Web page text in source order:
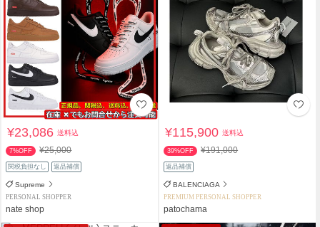
¥23,086送料込
7%OFF ¥25,000
関税負担なし 返品補償
Supreme
PERSONAL SHOPPER
nate shop
¥115,900送料込
39%OFF ¥191,000
返品補償
BALENCIAGA
PREMIUM PERSONAL SHOPPER
patochama